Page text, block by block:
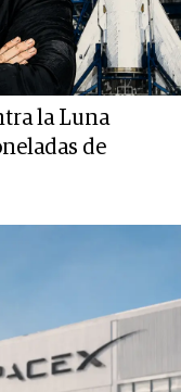
la Luna
de